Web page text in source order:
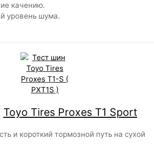
качению.
уровень шума.
Toyo Tires Proxes T1 Sport
и короткий тормозной путь на сухой